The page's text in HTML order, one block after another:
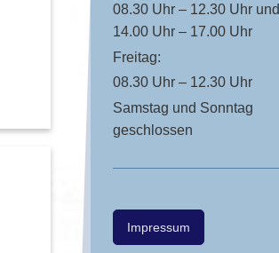
08.30 Uhr – 12.30 Uhr und
14.00 Uhr – 17.00 Uhr
Freitag:
08.30 Uhr – 12.30 Uhr
Samstag und Sonntag
geschlossen
Impressum